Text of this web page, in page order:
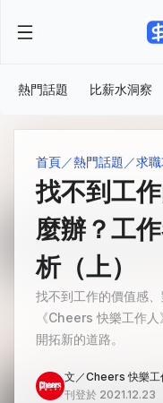
熱門話題 比薪水洞察
首頁 熱門話題 求
找不到工
麼辦？工
析（上）
找不到工作的價值感
《Cheers 快樂工作
開拓新的道路。
文／Cheers 快樂工
刊登於 2021.12.23